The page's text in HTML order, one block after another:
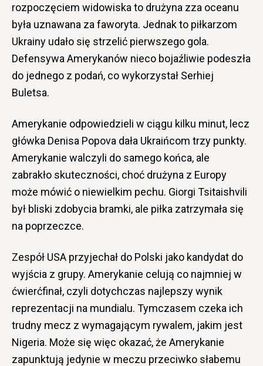
rozpoczęciem widowiska to drużyna zza oceanu
była uznawana za faworyta. Jednak to piłkarzom
Ukrainy udało się strzelić pierwszego gola.
Defensywa Amerykanów nieco bojaźliwie podeszła
do jednego z podań, co wykorzystał Serhiej
Buletsa.
Amerykanie odpowiedzieli w ciągu kilku minut, lecz
główka Denisa Popova dała Ukraińcom trzy punkty.
Amerykanie walczyli do samego końca, ale
zabrakło skuteczności, choć drużyna z Europy
może mówić o niewielkim pechu. Giorgi Tsitaishvili
był bliski zdobycia bramki, ale piłka zatrzymała się
na poprzeczce.
Zespół USA przyjechał do Polski jako kandydat do
wyjścia z grupy. Amerykanie celują co najmniej w
ćwierćfinał, czyli dotychczas najlepszy wynik
reprezentacji na mundialu. Tymczasem czeka ich
trudny mecz z wymagającym rywalem, jakim jest
Nigeria. Może się więc okazać, że Amerykanie
zapunktują jedynie w meczu przeciwko słabemu